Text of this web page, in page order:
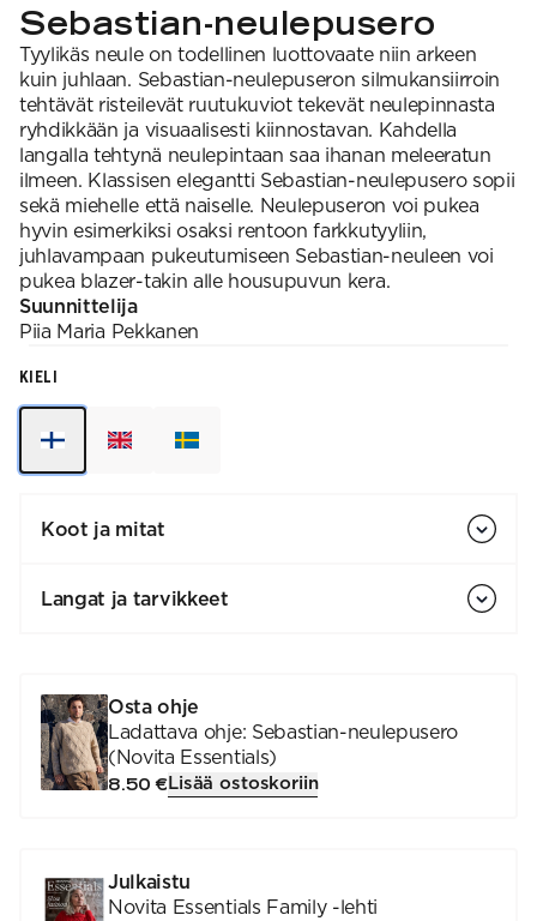
Sebastian-neulepusero
Tyylikäs neule on todellinen luottovaate niin arkeen
kuin juhlaan. Sebastian-neulepuseron silmukansiirroin
tehtävät risteilevät ruutukuviot tekevät neulepinnasta
ryhdikkään ja visuaalisesti kiinnostavan. Kahdella
langalla tehtynä neulepintaan saa ihanan meleeratun
ilmeen. Klassisen elegantti Sebastian-neulepusero sopii
sekä miehelle että naiselle. Neulepuseron voi pukea
hyvin esimerkiksi osaksi rentoon farkkutyyliin,
juhlavampaan pukeutumiseen Sebastian-neuleen voi
pukea blazer-takin alle housupuvun kera. ​
Suunnittelija
Piia Maria Pekkanen
KIELI
Koot ja mitat
Langat ja tarvikkeet
Osta ohje
Ladattava ohje: Sebastian-neulepusero
(Novita Essentials)
8.50 €Lisää ostoskoriin
Julkaistu
Novita Essentials Family -lehti